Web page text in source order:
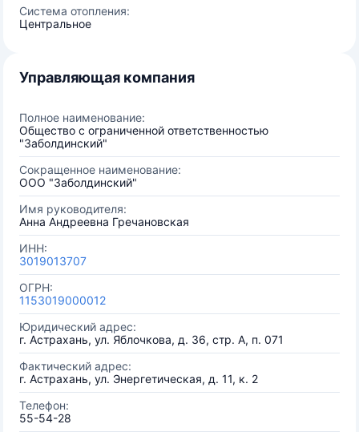
Система отопления:
Центральное
Управляющая компания
Полное наименование:
Общество с ограниченной ответственностью
"Заболдинский"
Сокращенное наименование:
ООО "Заболдинский"
Имя руководителя:
Анна Андреевна Гречановская
ИНН:
3019013707
ОГРН:
1153019000012
Юридический адрес:
г. Астрахань, ул. Яблочкова, д. 36, стр. А, п. 071
Фактический адрес:
г. Астрахань, ул. Энергетическая, д. 11, к. 2
Телефон:
55-54-28